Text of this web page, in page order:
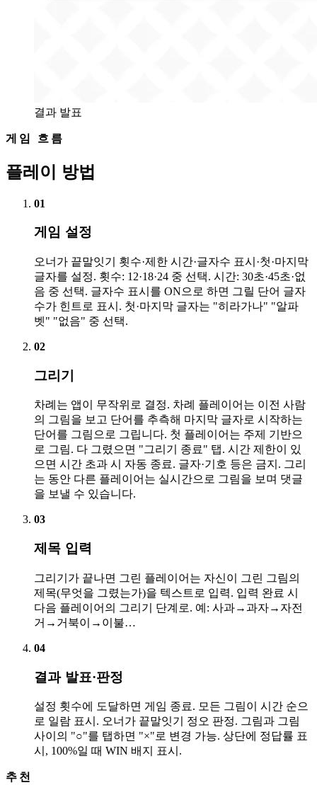
결과 발표
게임 흐름
플레이 방법
01
게임 설정
오너가 끝말잇기 횟수·제한 시간·글자수 표시·첫·마지막
글자를 설정. 횟수: 12·18·24 중 선택. 시간: 30초·45초·없
음 중 선택. 글자수 표시를 ON으로 하면 그릴 단어 글자
수가 힌트로 표시. 첫·마지막 글자는 "히라가나" "알파
벳" "없음" 중 선택.
02
그리기
차례는 앱이 무작위로 결정. 차례 플레이어는 이전 사람
의 그림을 보고 단어를 추측해 마지막 글자로 시작하는
단어를 그림으로 그립니다. 첫 플레이어는 주제 기반으
로 그림. 다 그렸으면 "그리기 종료" 탭. 시간 제한이 있
으면 시간 초과 시 자동 종료. 글자·기호 등은 금지. 그리
는 동안 다른 플레이어는 실시간으로 그림을 보며 댓글
을 보낼 수 있습니다.
03
제목 입력
그리기가 끝나면 그린 플레이어는 자신이 그린 그림의
제목(무엇을 그렸는가)을 텍스트로 입력. 입력 완료 시
다음 플레이어의 그리기 단계로. 예: 사과→과자→자전
거→거북이→이불…
04
결과 발표·판정
설정 횟수에 도달하면 게임 종료. 모든 그림이 시간 순으
로 일람 표시. 오너가 끝말잇기 정오 판정. 그림과 그림
사이의 "○"를 탭하면 "×"로 변경 가능. 상단에 정답률 표
시, 100%일 때 WIN 배지 표시.
추천